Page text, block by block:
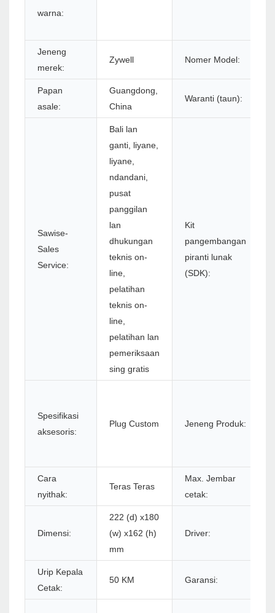
warna:
Jeneng
merek:
Zywell Nomer Model:
Papan
asale:
Guangdong,
China
Waranti (taun):
Sawise-
Sales
Service:
Bali lan
ganti, liyane,
liyane,
ndandani,
pusat
panggilan
lan
dhukungan
teknis on-
line,
pelatihan
teknis on-
line,
pelatihan lan
pemeriksaan
sing gratis
Kit
pangembangan
piranti lunak
(SDK):
Spesifikasi
aksesoris:
Plug Custom Jeneng Produk:
Cara
nyithak:
Teras Teras
Max. Jembar
cetak:
Dimensi:
222 (d) x180
(w) x162 (h)
mm
Driver:
Urip Kepala
Cetak:
50 KM Garansi: